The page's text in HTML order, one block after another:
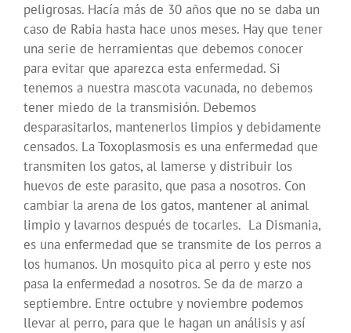
peligrosas. Hacía más de 30 años que no se daba un
caso de Rabia hasta hace unos meses. Hay que tener
una serie de herramientas que debemos conocer
para evitar que aparezca esta enfermedad. Si
tenemos a nuestra mascota vacunada, no debemos
tener miedo de la transmisión. Debemos
desparasitarlos, mantenerlos limpios y debidamente
censados. La Toxoplasmosis es una enfermedad que
transmiten los gatos, al lamerse y distribuir los
huevos de este parasito, que pasa a nosotros. Con
cambiar la arena de los gatos, mantener al animal
limpio y lavarnos después de tocarles. La Dismania,
es una enfermedad que se transmite de los perros a
los humanos. Un mosquito pica al perro y este nos
pasa la enfermedad a nosotros. Se da de marzo a
septiembre. Entre octubre y noviembre podemos
llevar al perro, para que le hagan un análisis y así